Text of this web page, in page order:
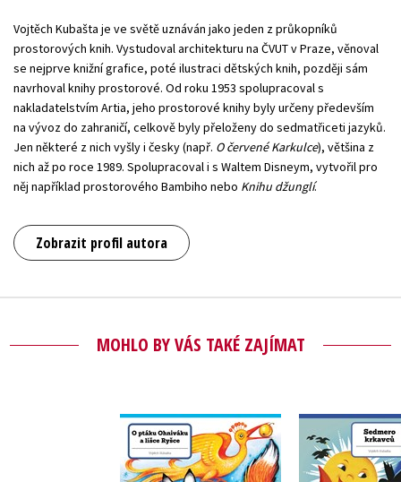
Vojtěch Kubašta je ve světě uznáván jako jeden z průkopníků
prostorových knih. Vystudoval architekturu na ČVUT v Praze, věnoval
se nejprve knižní grafice, poté ilustraci dětských knih, později sám
navrhoval knihy prostorové. Od roku 1953 spolupracoval s
nakladatelstvím Artia, jeho prostorové knihy byly určeny především
na vývoz do zahraničí, celkově byly přeloženy do sedmatřiceti jazyků.
Jen některé z nich vyšly i česky (např. O červené Karkulce), většina z
nich až po roce 1989. Spolupracoval i s Waltem Disneym, vytvořil pro
něj například prostorového Bambiho nebo Knihu džunglí.
Zobrazit profil autora
MOHLO BY VÁS TAKÉ ZAJÍMAT
O ptáku Ohniváku a
lišce Ryšce
Sedmero
Vojtěch